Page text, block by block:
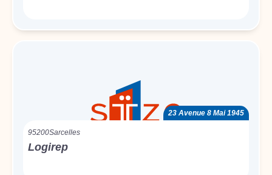
23 Avenue 8 Mai 1945
95200Sarcelles
Logirep